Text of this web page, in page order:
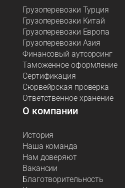
Грузоперевозки Турция
Грузоперевозки Китай
Грузоперевозки Европа
Грузоперевозки Азия
Финансовый аутсорсинг
Таможенное оформление
Сертификация
Сюрвейрская проверка
Ответственное хранение
О компании
История
Наша команда
Нам доверяют
Вакансии
Благотворительность